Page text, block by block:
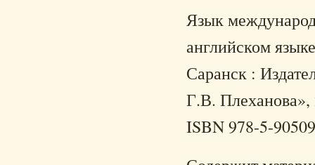
Язык
английском
Саранск :
Г.В.
ISBN 978-5-